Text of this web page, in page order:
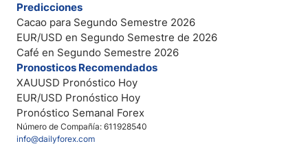
Número de Compañía: 611928540
info@dailyforex.com
Predicciones
Cacao para Segundo Semestre 2026
EUR/USD en Segundo Semestre de 2026
Café en Segundo Semestre 2026
Pronosticos Recomendados
XAUUSD Pronóstico Hoy
EUR/USD Pronóstico Hoy
Pronóstico Semanal Forex